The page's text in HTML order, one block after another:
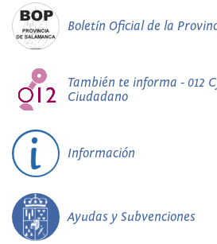
Boletín Oficial de la
También te informa - 012
Ciudadano
Información
Ayudas y Subvenciones